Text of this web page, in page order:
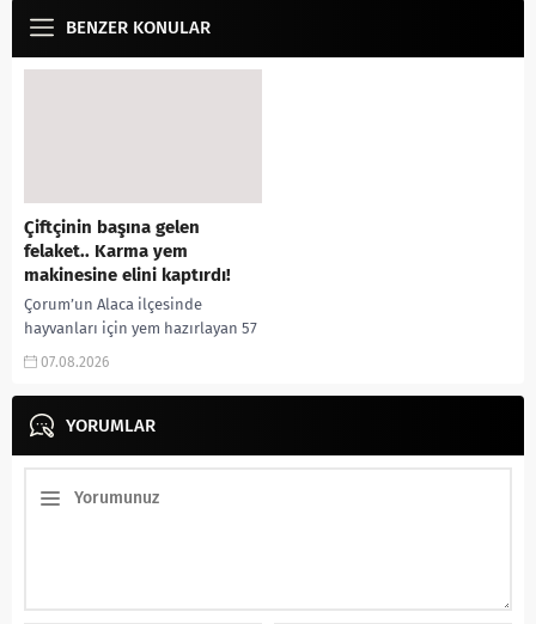
BENZER KONULAR
Çiftçinin başına gelen
felaket.. Karma yem
makinesine elini kaptırdı!
Çorum’un Alaca ilçesinde
hayvanları için yem hazırlayan 57
yaşındaki çiftçi, elini yem karma
ağır yaralandı. Olay, Alaca...
07.08.2026
YORUMLAR